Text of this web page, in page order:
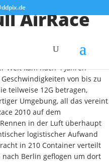
AirRace
es endlich soweit, 15 der
gegeneinander an. Der
Welt kam nach 4 Jahren
von bis zu
teilweise 12G betragen,
Umgebung, all das vereint
2010 auf dem
in der Luft überhaupt
logistischer Aufwand
in 210 Container verteilt
nach Berlin geflogen um dort